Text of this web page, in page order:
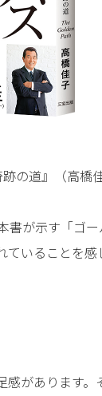
の道』（高
が示す「ゴー
ていることを
があります。